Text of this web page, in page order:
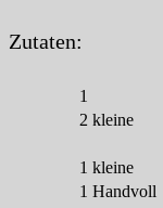
Zutaten:
1
2 kleine
1 kleine
1 Handvoll